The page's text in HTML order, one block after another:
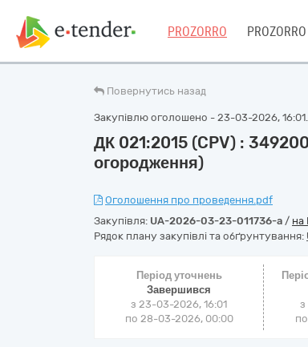
PROZORRO
Повернутись назад
Закупівлю оголошено - 23-03-2026,
ДК 021:2015 (CPV) :
огородження)
Оголошення про проведення.pdf
Закупівля: UA-2026-03-23-011736-a / на
Рядок плану закупівлі та обґрунтування:
Період уточнень
Завершився
з 23-03-2026, 16:01
по 28-03-2026, 00:00